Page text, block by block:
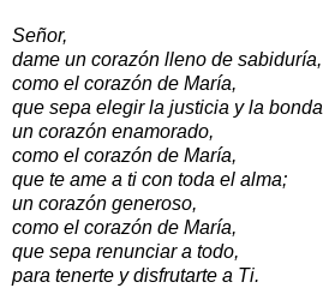
Señor,
dame un corazón lleno de sabiduría,
como el corazón de María,
que sepa elegir la justicia y la
un corazón enamorado,
como el corazón de María,
que te ame a ti con toda el alma;
un corazón generoso,
como el corazón de María,
que sepa renunciar a todo,
para tenerte y disfrutarte a Ti.